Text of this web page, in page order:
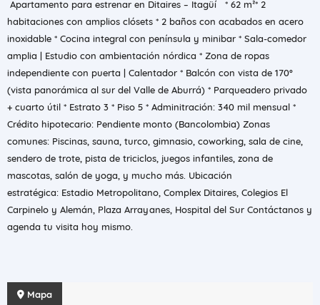
️ Apartamento para estrenar en Ditaires – Itagüí * 62 m²* 2
habitaciones con amplios clósets * 2 baños con acabados en acero
inoxidable * Cocina integral con península y minibar * Sala-comedor
amplia | Estudio con ambientación nórdica * Zona de ropas
independiente con puerta | Calentador * Balcón con vista de 170°
(vista panorámica al sur del Valle de Aburrá) * Parqueadero privado
+ cuarto útil * Estrato 3 * Piso 5 * Adminitración: 340 mil mensual *
Crédito hipotecario: Pendiente monto (Bancolombia) Zonas
comunes: Piscinas, sauna, turco, gimnasio, coworking, sala de cine,
sendero de trote, pista de triciclos, juegos infantiles, zona de
mascotas, salón de yoga, y mucho más. Ubicación
estratégica: Estadio Metropolitano, Complex Ditaires, Colegios El
Carpinelo y Alemán, Plaza Arrayanes, Hospital del Sur Contáctanos y
agenda tu visita hoy mismo.
Mapa